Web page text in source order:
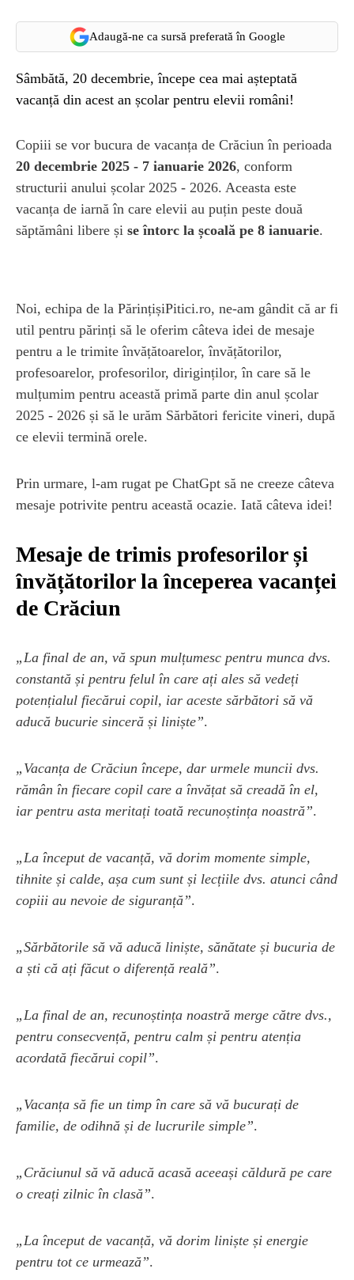
Adaugă-ne ca sursă preferată în Google
Sâmbătă, 20 decembrie, începe cea mai așteptată
vacanță din acest an școlar pentru elevii români!
Copiii se vor bucura de vacanța de Crăciun în perioada
20 decembrie 2025 - 7 ianuarie 2026, conform
structurii anului școlar 2025 - 2026. Aceasta este
vacanța de iarnă în care elevii au puțin peste două
săptămâni libere și se întorc la școală pe 8 ianuarie.
Noi, echipa de la PărințișiPitici.ro, ne-am gândit că ar fi
util pentru părinți să le oferim câteva idei de mesaje
pentru a le trimite învățătoarelor, învățătorilor,
profesoarelor, profesorilor, diriginților, în care să le
mulțumim pentru această primă parte din anul școlar
2025 - 2026 și să le urăm Sărbători fericite vineri, după
ce elevii termină orele.
Prin urmare, l-am rugat pe ChatGpt să ne creeze câteva
mesaje potrivite pentru această ocazie. Iată câteva idei!
Mesaje de trimis profesorilor și
învățătorilor la începerea vacanței
de Crăciun
„La final de an, vă spun mulțumesc pentru munca dvs.
constantă și pentru felul în care ați ales să vedeți
potențialul fiecărui copil, iar aceste sărbători să vă
aducă bucurie sinceră și liniște”.
„Vacanța de Crăciun începe, dar urmele muncii dvs.
rămân în fiecare copil care a învățat să creadă în el,
iar pentru asta meritați toată recunoștința noastră”.
„La început de vacanță, vă dorim momente simple,
tihnite și calde, așa cum sunt și lecțiile dvs. atunci când
copiii au nevoie de siguranță”.
„Sărbătorile să vă aducă liniște, sănătate și bucuria de
a ști că ați făcut o diferență reală”.
„La final de an, recunoștința noastră merge către dvs.,
pentru consecvență, pentru calm și pentru atenția
acordată fiecărui copil”.
„Vacanța să fie un timp în care să vă bucurați de
familie, de odihnă și de lucrurile simple”.
„Crăciunul să vă aducă acasă aceeași căldură pe care
o creați zilnic în clasă”.
„La început de vacanță, vă dorim liniște și energie
pentru tot ce urmează”.